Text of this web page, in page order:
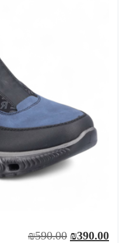
₪390.00
₪590.00